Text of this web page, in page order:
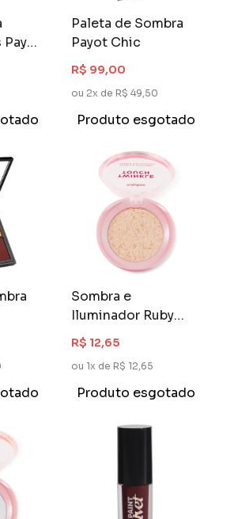
Paleta de Sombra
Payot Chic
R$ 99,00
ou 2x de R$ 49,50
Produto esgotado
Sombra e
Iluminador Ruby
Rose Twinkle Touch
Golden Daze
R$ 12,65
ou 1x de R$ 12,65
Produto esgotado